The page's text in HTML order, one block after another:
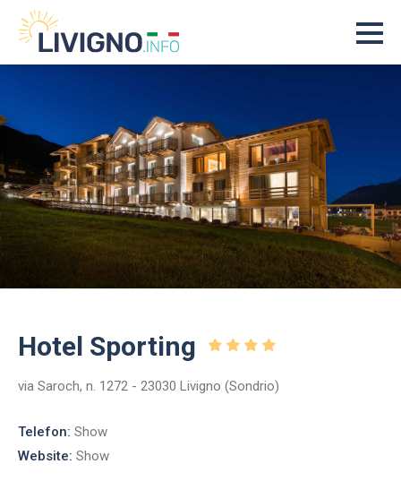
Hotel Sporting
via Saroch, n. 1272 - 23030 Livigno (Sondrio)
Telefon: Show
Website: Show